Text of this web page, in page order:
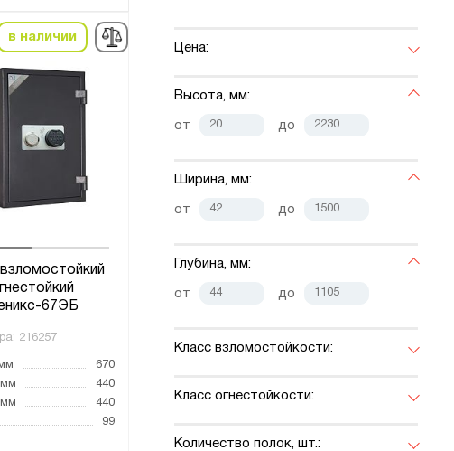
в наличии
67ЭБ
216257
670
440
мм
440
99
Цена:
Высота, мм:
от до
Ширина, мм:
от до
Глубина, мм:
от до
Класс взломостойкости:
Класс огнестойкости:
Количество полок, шт.: